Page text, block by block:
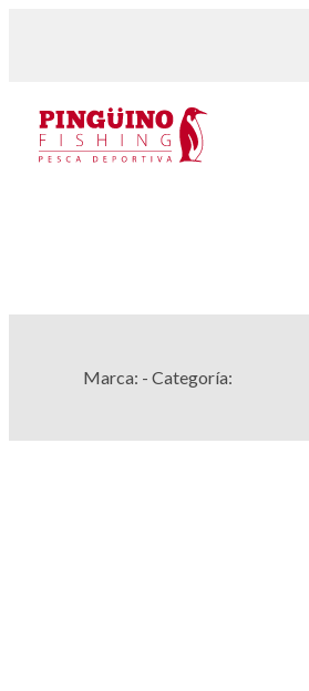
Marca: - Categoría: